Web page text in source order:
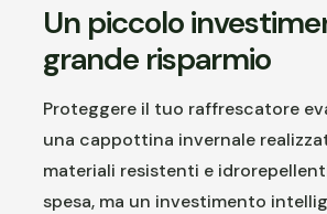
Un piccolo
grande risparmio
Proteggere il tuo raffrescatore
una cappottina invernale
materiali resistenti e
spesa, ma un investimento